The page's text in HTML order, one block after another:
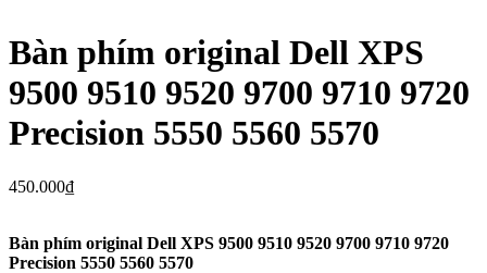
Bàn phím original Dell XPS
9500 9510 9520 9700 9710 9720
Precision 5550 5560 5570
450.000₫
Bàn phím original Dell XPS 9500 9510 9520 9700 9710 9720
Precision 5550 5560 5570